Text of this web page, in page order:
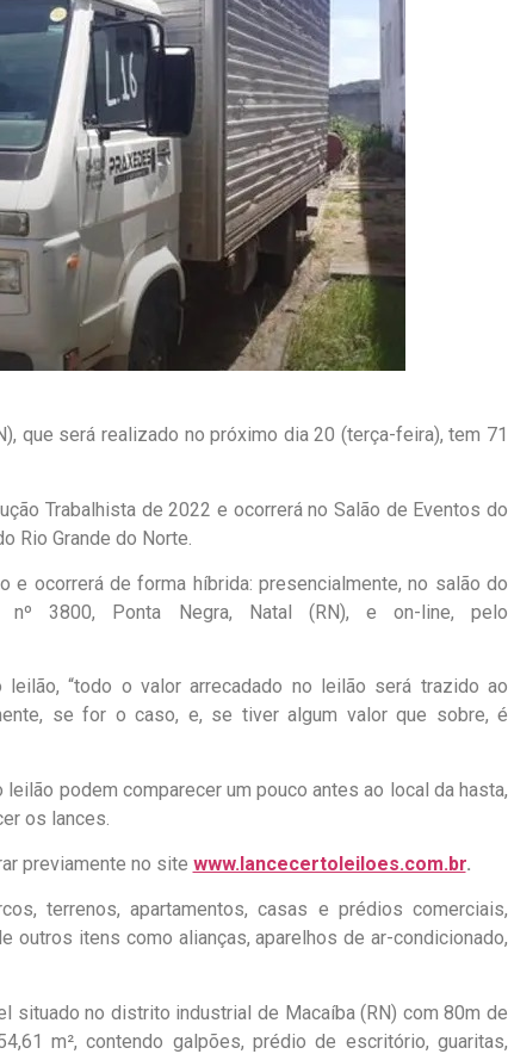
que será realizado no próximo dia 20 (terça-feira), tem 71
Trabalhista de 2022 e ocorrerá no Salão de Eventos do
Rio Grande do Norte.
ocorrerá de forma híbrida: presencialmente, no salão do
nº 3800, Ponta Negra, Natal (RN), e on-line, pelo
“todo o valor arrecadado no leilão será trazido ao
se for o caso, e, se tiver algum valor que sobre, é
podem comparecer um pouco antes ao local da hasta,
os lances.
previamente no site www.lancecertoleiloes.com.br.
terrenos, apartamentos, casas e prédios comerciais,
outros itens como alianças, aparelhos de ar-condicionado,
situado no distrito industrial de Macaíba (RN) com 80m de
m², contendo galpões, prédio de escritório, guaritas,